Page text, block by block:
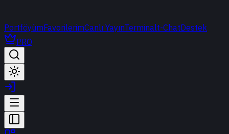
PortföyümFavorilerimCanlı YayınTerminalt-ChatDestek
PRO